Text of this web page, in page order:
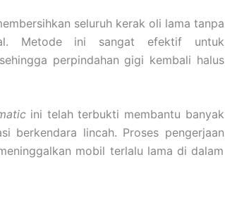
seluruh kerak oli lama tanpa
Metode ini sangat efektif untuk
perpindahan gigi kembali halus
ini telah terbukti membantu banyak
berkendara lincah. Proses pengerjaan
mobil terlalu lama di dalam